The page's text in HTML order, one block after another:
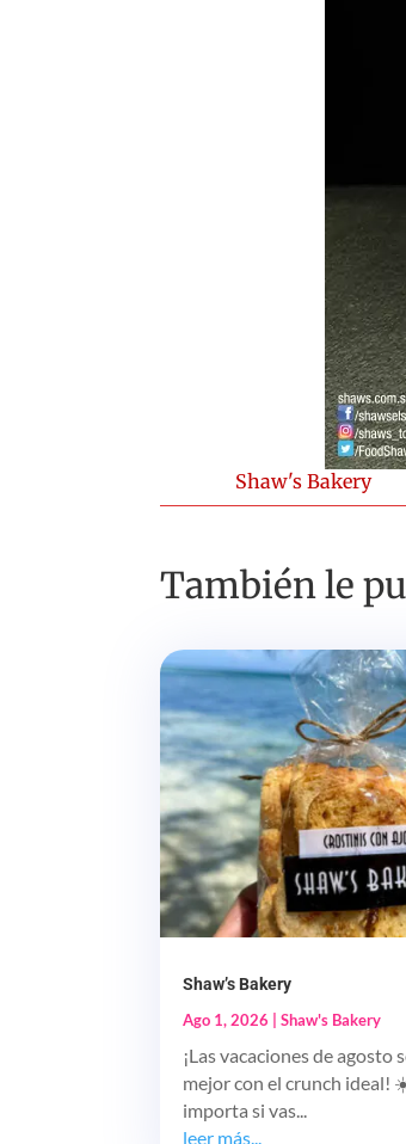
Shaw's Bakery
También le
Shaw’s Bakery
Ago 1, 2026 |Shaw's Bakery
¡Las vacaciones de agosto
mejor con el crunch ideal!
importa si vas...
leer más...